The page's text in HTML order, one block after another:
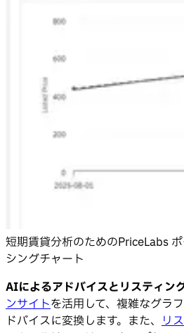
短期賃貸分析のためのPriceLabs
シングチャート
AIによるアドバイスとリスティン
ンサイトを活用して、複雑なグラ
ドバイスに変換します。また、 リ